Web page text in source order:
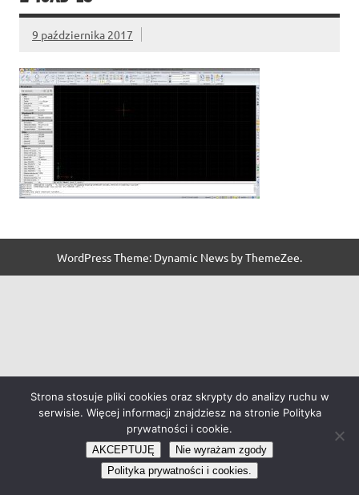
9 października 2017
WordPress Theme: Dynamic News by ThemeZee.
Strona stosuje pliki cookies oraz skrypty do analizy ruchu w
serwisie. Więcej informacji znajdziesz na stronie Polityka
prywatności i cookie.
AKCEPTUJĘ
Nie wyrażam zgody
Polityka prywatności i cookies.